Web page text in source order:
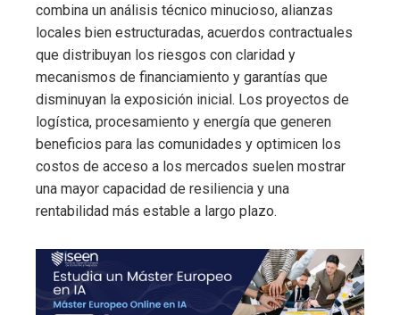
combina un análisis técnico minucioso, alianzas
locales bien estructuradas, acuerdos contractuales
que distribuyan los riesgos con claridad y
mecanismos de financiamiento y garantías que
disminuyan la exposición inicial. Los proyectos de
logística, procesamiento y energía que generen
beneficios para las comunidades y optimicen los
costos de acceso a los mercados suelen mostrar
una mayor capacidad de resiliencia y una
rentabilidad más estable a largo plazo.